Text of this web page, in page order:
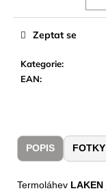
Kategorie:
EAN:
Zeptat se
POPIS FOTKY
Termoláhev LAKEN
o
p
u
e
m